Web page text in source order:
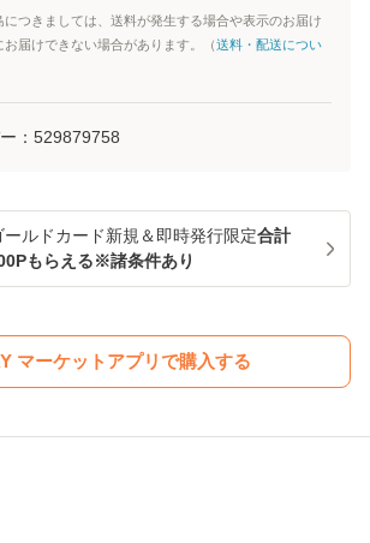
つきましては、送料が発生する場合や表示のお届け
お届けできない場合があります。（送料・配送につい
： 529879758
ールドカード新規＆即時発行限定合計
もらえる※諸条件あり
マーケットアプリで購入する